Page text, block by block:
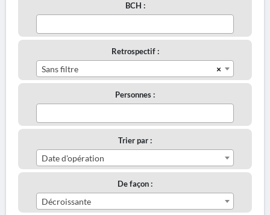
BCH :
Retrospectif :
×
Sans filtre
Personnes :
Trier par :
Date d'opération
De façon :
Décroissante